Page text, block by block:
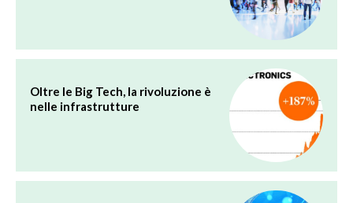
Oltre le Big Tech, la rivoluzione è
nelle infrastrutture